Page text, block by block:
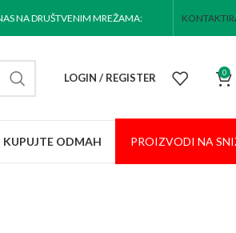
NA DRUŠTVENIM MREŽAMA:
LOGIN / REGISTER 0
KUPUJTE ODMAH PROIZVODI NA